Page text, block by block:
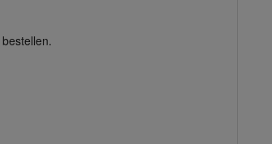
bestellen.